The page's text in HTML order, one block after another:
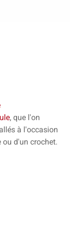
, que l'on
à l'occasion
ou d'un crochet.